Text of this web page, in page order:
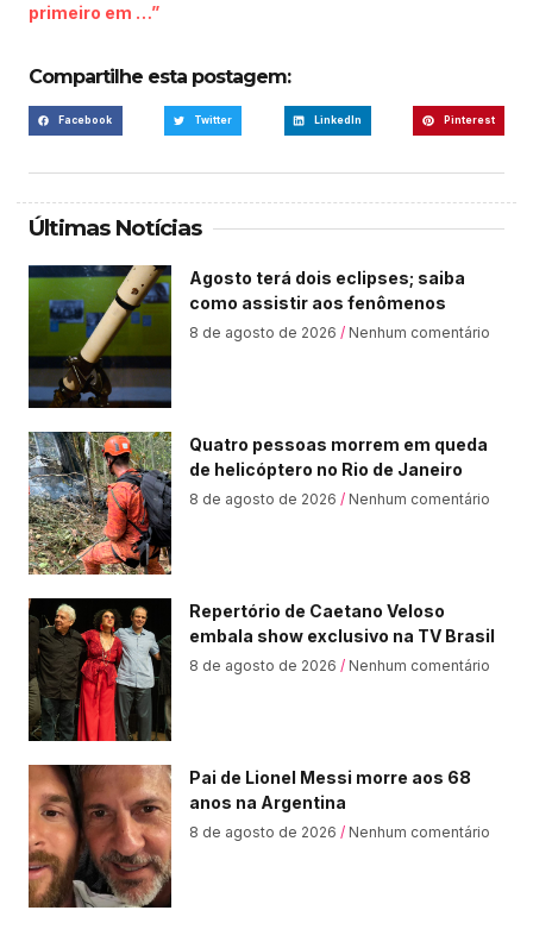
primeiro em …”
Compartilhe esta postagem:
Facebook Twitter LinkedIn Pinterest
Últimas Notícias
Agosto terá dois eclipses; saiba
como assistir aos fenômenos
8 de agosto de 2026 Nenhum comentário
Quatro pessoas morrem em queda
de helicóptero no Rio de Janeiro
8 de agosto de 2026 Nenhum comentário
Repertório de Caetano Veloso
embala show exclusivo na TV Brasil
8 de agosto de 2026 Nenhum comentário
Pai de Lionel Messi morre aos 68
anos na Argentina
8 de agosto de 2026 Nenhum comentário